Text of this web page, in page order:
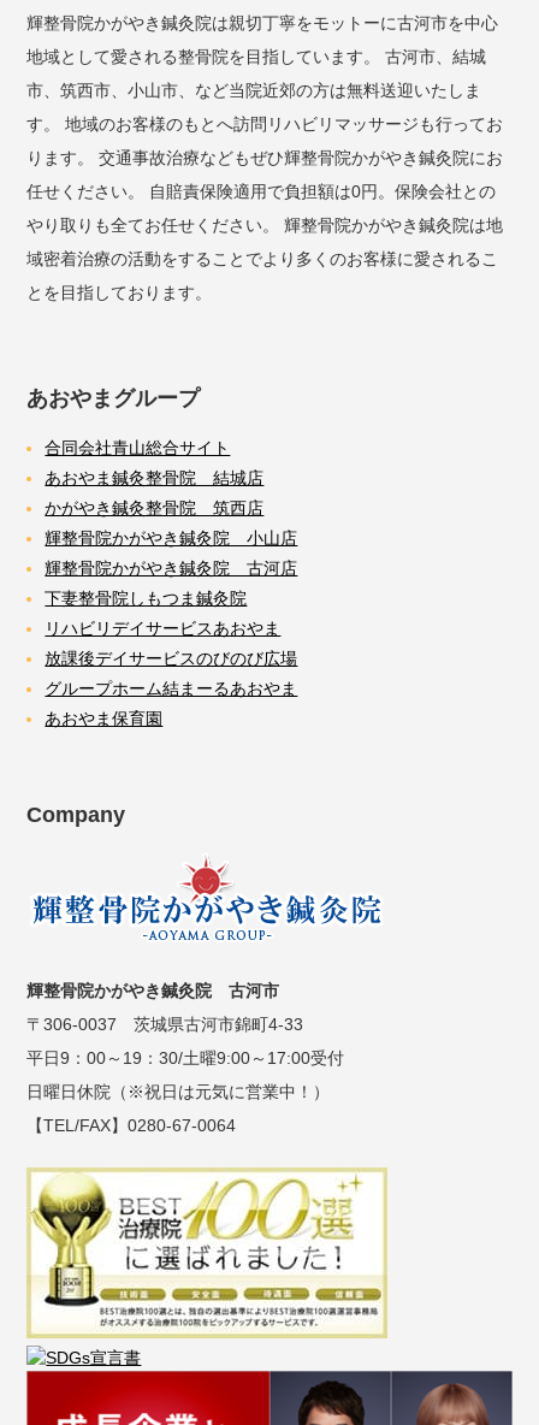
輝整骨院かがやき鍼灸院は親切丁寧をモットーに古河市を中心
地域として愛される整骨院を目指しています。 古河市、結城
市、筑西市、小山市、など当院近郊の方は無料送迎いたしま
す。 地域のお客様のもとへ訪問リハビリマッサージも行ってお
ります。 交通事故治療などもぜひ輝整骨院かがやき鍼灸院にお
任せください。 自賠責保険適用で負担額は0円。保険会社との
やり取りも全てお任せください。 輝整骨院かがやき鍼灸院は地
域密着治療の活動をすることでより多くのお客様に愛されるこ
とを目指しております。
あおやまグループ
合同会社青山総合サイト
あおやま鍼灸整骨院 結城店
かがやき鍼灸整骨院 筑西店
輝整骨院かがやき鍼灸院 小山店
輝整骨院かがやき鍼灸院 古河店
下妻整骨院しもつま鍼灸院
リハビリデイサービスあおやま
放課後デイサービスのびのび広場
グループホーム結まーるあおやま
あおやま保育園
Company
輝整骨院かがやき鍼灸院 古河市
〒306-0037 茨城県古河市錦町4-33
平日9：00～19：30/土曜9:00～17:00受付
日曜日休院（※祝日は元気に営業中！）
【TEL/FAX】0280-67-0064